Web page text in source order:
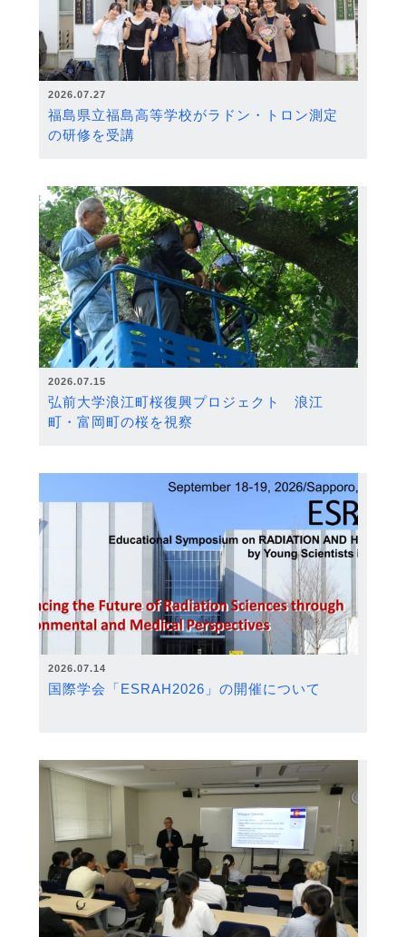
2026.07.27
福島県立福島高等学校がラドン・トロン測定
の研修を受講
2026.07.15
弘前大学浪江町桜復興プロジェクト 浪江
町・富岡町の桜を視察
2026.07.14
国際学会「ESRAH2026」の開催について